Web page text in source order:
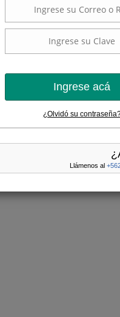
Ingrese acá
¿Olvidó su
Llámenos al